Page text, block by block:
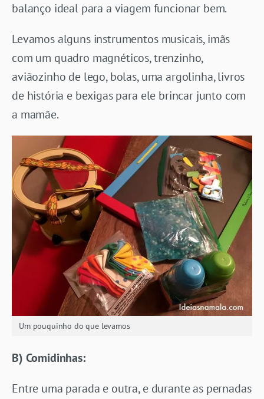
balanço ideal para a viagem funcionar bem.
Levamos alguns instrumentos musicais, imãs
com um quadro magnéticos, trenzinho,
aviãozinho de lego, bolas, uma argolinha, livros
de história e bexigas para ele brincar junto com
a mamãe.
Um pouquinho do que levamos
B) Comidinhas:
Entre uma parada e outra, e durante as pernadas